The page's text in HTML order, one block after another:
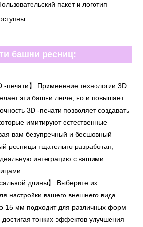
пакет и логотип
башни ресниц:
-печати】 Применение технологии 3D
эти башни легче, но и повышает
3D -печати позволяет создавать
имитируют естественные
вам безупречный и бесшовный
ресницы тщательно разработан,
интеграцию с вашими
длины】 Выберите из
настройки вашего внешнего вида.
15 мм подходит для различных форм
достигая тонких эффектов улучшения